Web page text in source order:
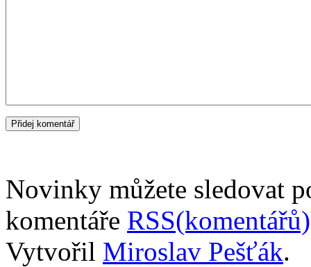
Novinky můžete sledovat
komentáře RSS(komentářů)
Vytvořil Miroslav Pešťák.